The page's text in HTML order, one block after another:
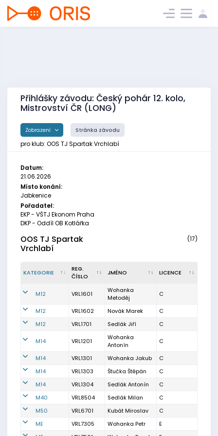
Přihlášky závodu: Český pohár 12. kolo,
Mistrovství ČR (LONG)
Zobrazení Stránka závodu
pro klub: OOS TJ Spartak Vrchlabí
Datum:
21.06.2026
Místo konání:
Jabkenice
Pořadatel:
EKP - VŠTJ Ekonom Praha
DKP - Oddíl OB Kotlářka
OOS TJ Spartak
Vrchlabí
(17)
KATEGORIE
REG.
ČÍSLO
JMÉNO LICENCE
M12 VRL1601
Wohanka
Metoděj
C
M12 VRL1602 Novák Marek
C
M12
VRL1701 Sedlák Jiří C
M14 VRL1201
Wohanka
Antonín
C
M14 VRL1301 Wohanka Jakub
C
M14
VRL1303 Štučka Štěpán
C
M14
VRL1304 Sedlák Antonín
C
M40
VRL8504 Sedlák Milan
C
M50
VRL6701 Kubát Miroslav
C
ME
VRL7305 Wohanka Petr
E